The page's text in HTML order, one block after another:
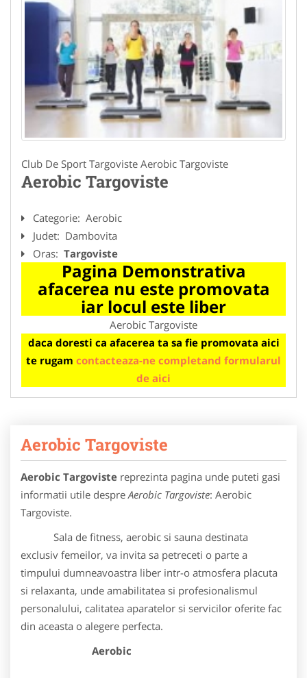
Club De Sport Targoviste Aerobic Targoviste
Aerobic Targoviste
Categorie: Aerobic
Judet: Dambovita
Oras: Targoviste
Pagina Demonstrativa
afacerea nu este promovata
iar locul este liber
Aerobic Targoviste
daca doresti ca afacerea ta sa fie promovata aici
te rugam contacteaza-ne completand formularul
de aici
Aerobic Targoviste
Aerobic Targoviste reprezinta pagina unde puteti gasi
informatii utile despre Aerobic Targoviste: Aerobic
Targoviste.
Sala de fitness, aerobic si sauna destinata
exclusiv femeilor, va invita sa petreceti o parte a
timpului dumneavoastra liber intr-o atmosfera placuta
si relaxanta, unde amabilitatea si profesionalismul
personalului, calitatea aparatelor si servicilor oferite fac
din aceasta o alegere perfecta.
Aerobic